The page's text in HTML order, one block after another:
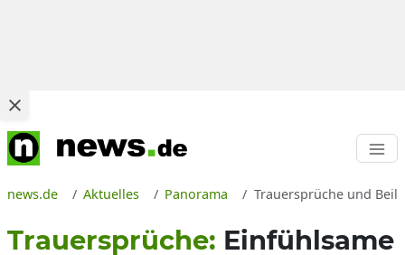
news.de Aktuelles Panorama Trauersprüche und
Trauersprüche: Einfühlsame